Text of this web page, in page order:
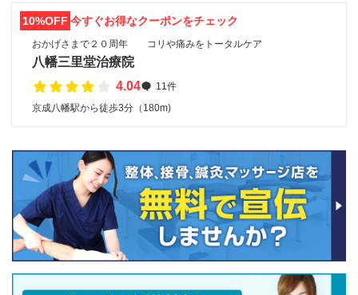
10%OFF 今すぐお得なクーポンをチェック
おかげさまで２０周年 コリや痛みをトータルケア
八幡三里堂治療院
4.04
11件
京成八幡駅から徒歩3分（180m)